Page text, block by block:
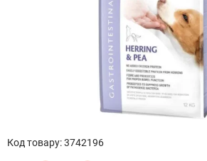
Код товару:3742196